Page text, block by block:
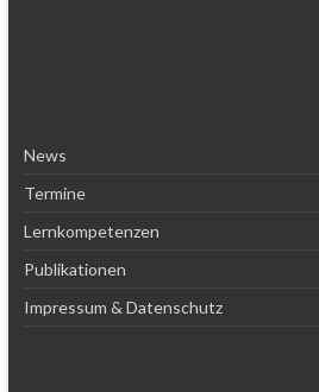
News
Termine
Lernkompetenzen
Publikationen
Impressum & Datenschutz